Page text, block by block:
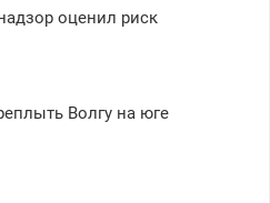
оценил риск
Волгу на юге